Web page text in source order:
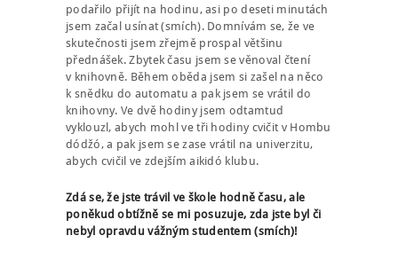
podařilo přijít na hodinu, asi po deseti minutách
jsem začal usínat (smích). Domnívám se, že ve
skutečnosti jsem zřejmě prospal většinu
přednášek. Zbytek času jsem se věnoval čtení
v knihovně. Během oběda jsem si zašel na něco
k snědku do automatu a pak jsem se vrátil do
knihovny. Ve dvě hodiny jsem odtamtud
vyklouzl, abych mohl ve tři hodiny cvičit v Hombu
dódžó, a pak jsem se zase vrátil na univerzitu,
abych cvičil ve zdejším aikidó klubu.
Zdá se, že jste trávil ve škole hodně času, ale
poněkud obtížně se mi posuzuje, zda jste byl či
nebyl opravdu vážným studentem (smích)!